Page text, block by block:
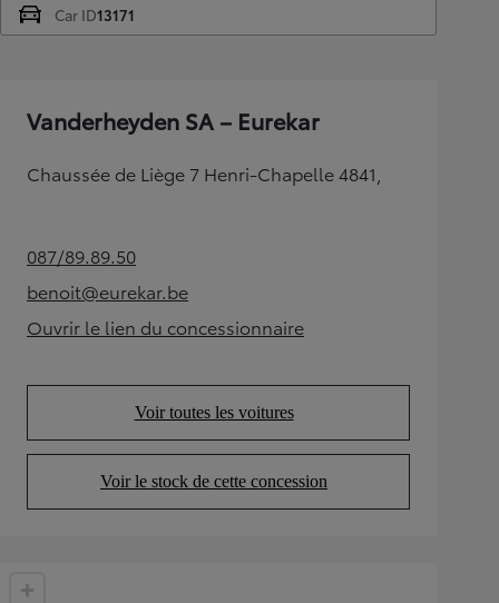
Car ID13171
Vanderheyden SA – Eurekar
Chaussée de Liège 7 Henri-Chapelle 4841,
087/89.89.50(Opens in new tab)
benoit@eurekar.be
(Opens in new tab)
Ouvrir le lien du concessionnaire
(Opens in new tab)
Voir toutes les voitures
(Opens in new tab)
Voir le stock de cette concession
(Opens in new tab)